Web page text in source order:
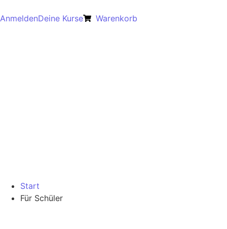
AnmeldenDeine Kurse Warenkorb
Start
Für Schüler